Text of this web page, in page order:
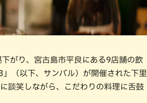
がり、宮古島市平良にある9店舗の飲
（以下、サンバル）が開催された下里
談笑しながら、こだわりの料理に舌鼓